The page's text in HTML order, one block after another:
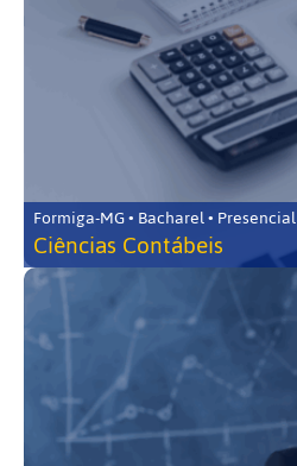
Formiga-MG • Bacharel • Presencial
Ciências Contábeis